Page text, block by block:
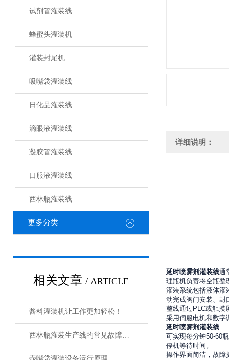
试剂管灌装线
蜂蜜头灌装机
灌装封尾机
吸嘴袋灌装线
日化品灌装线
滴眼液灌装线
凝胶管灌装线
口服液灌装线
西林瓶灌装线
更多分类
相关文章 / ARTICLE
酱料灌装机让工作更加轻松！
西林瓶灌装生产线的常见故障及解决方法有哪些？
详细说明：
延时喷雾剂灌装线通
理瓶机负责将空瓶整
灌装系统包括液体灌
动完成阀门安装、封
整线通过 PLC或触摸
采用伺服电机和数字
延时喷雾剂灌装线
可实现每分钟50-60
停机等待时间。
操作界面简洁，故障